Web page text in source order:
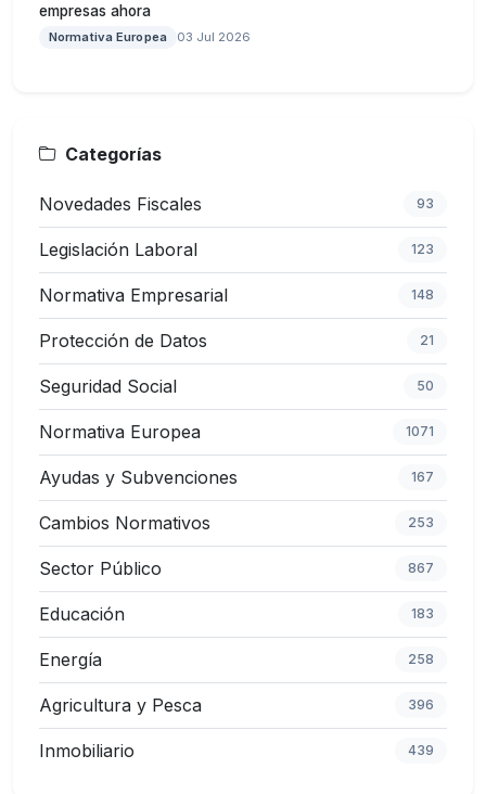
empresas ahora
Normativa Europea 03 Jul 2026
Categorías
Novedades Fiscales 93
Legislación Laboral 123
Normativa Empresarial 148
Protección de Datos 21
Seguridad Social 50
Normativa Europea 1071
Ayudas y Subvenciones 167
Cambios Normativos 253
Sector Público 867
Educación 183
Energía 258
Agricultura y Pesca 396
Inmobiliario 439